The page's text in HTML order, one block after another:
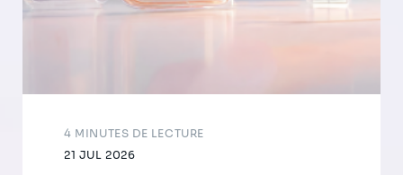
21 JUL 2026
4 MINUTES DE LECTURE